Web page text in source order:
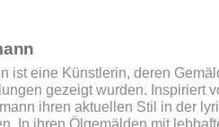
ist eine Künstlerin, deren
gezeigt wurden. Inspiriert
ihren aktuellen Stil in der
In ihren Ölgemälden mit